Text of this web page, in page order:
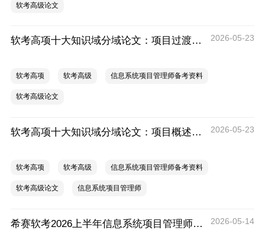
软考高级论文
软考高项十大知识域分域论文：项目过渡段通用模板（考前紧急使用） 2026-05-23
软考高项 软考高级 信息系统项目管理师备考资料
软考高级论文
软考高项十大知识域分域论文：项目概述通用模板（考前紧急使用） 2026-05-23
软考高项 软考高级 信息系统项目管理师备考资料
软考高级论文 信息系统项目管理师
希赛软考2026上半年信息系统项目管理师考前20问 2026-05-14